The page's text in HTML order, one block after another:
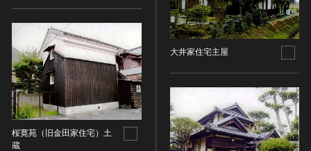
桜寛苑（旧金田家住宅）土
蔵
大井家住宅主屋
旧石器 [中国]
新石器 [中国]
夏 [中国]
殷（商） [中国]
周 [中国]
春秋時代 [中国]
戦国時代 [中国]
金工
漆工
染織
陶磁
ガラス
その他
その他の美術
特別天然記念物
重要文化的景観
重要伝統的建造物群保存地区
選定保存技術
未指定
有形文化財(建造物)
IN COPYRIGHT（著作権あり）
IN COPYRIGHT - EU ORPHAN WORK（著作権あり-
EU孤児著作物）
IN COPYRIGHT - EDUCATIONAL USE
PERMITTED（著作権あり-教育目的の利用可）
IN COPYRIGHT - NONCOMMERCIAL USE
PERMITTED（著作権あり-非営利目的の利用可）
IN COPYRIGHT - RIGHTSHOLDER(S) UNLOCATABLE
OR UNIDENTIFIABLE（著作権あり-著作権者不明）
連想検索する
20件で表示